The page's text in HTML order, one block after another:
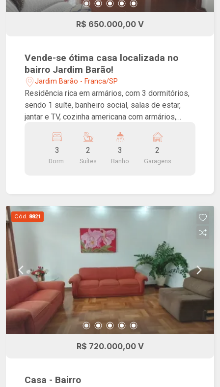
R$ 650.000,00 V
Vende-se ótima casa localizada no
bairro Jardim Barão!
Jardim Barão - Franca/SP
Residência rica em armários, com 3 dormitórios,
sendo 1 suíte, banheiro social, salas de estar,
jantar e TV, cozinha americana com armários,
churrasqueira, lavanderia, quarto de despejo e
banheiro social, quintal e 2 vagas de garagem
cobertas.
3
Dorm.
2
Suítes
3
Banho
2
Garagens
Cód. 8821
R$ 720.000,00 V
Casa - Bairro